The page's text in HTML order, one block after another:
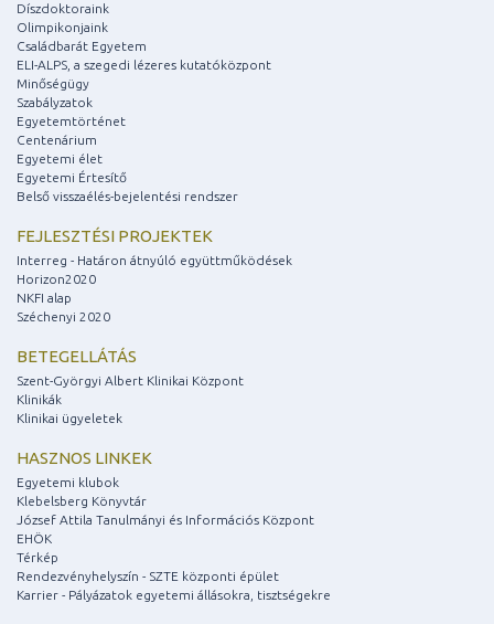
Díszdoktoraink
Olimpikonjaink
Családbarát Egyetem
ELI-ALPS, a szegedi lézeres kutatóközpont
Minőségügy
Szabályzatok
Egyetemtörténet
Centenárium
Egyetemi élet
Egyetemi Értesítő
Belső visszaélés-bejelentési rendszer
FEJLESZTÉSI PROJEKTEK
Interreg - Határon átnyúló együttműködések
Horizon2020
NKFI alap
Széchenyi 2020
BETEGELLÁTÁS
Szent-Györgyi Albert Klinikai Központ
Klinikák
Klinikai ügyeletek
HASZNOS LINKEK
Egyetemi klubok
Klebelsberg Könyvtár
József Attila Tanulmányi és Információs Központ
EHÖK
Térkép
Rendezvényhelyszín - SZTE központi épület
Karrier - Pályázatok egyetemi állásokra, tisztségekre